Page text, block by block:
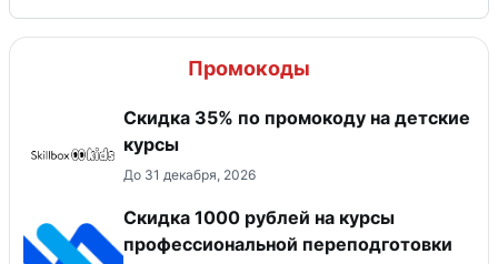
Промокоды
Скидка 35% по промокоду на детские
курсы
До 31 декабря, 2026
Скидка 1000 рублей на курсы
профессиональной переподготовки